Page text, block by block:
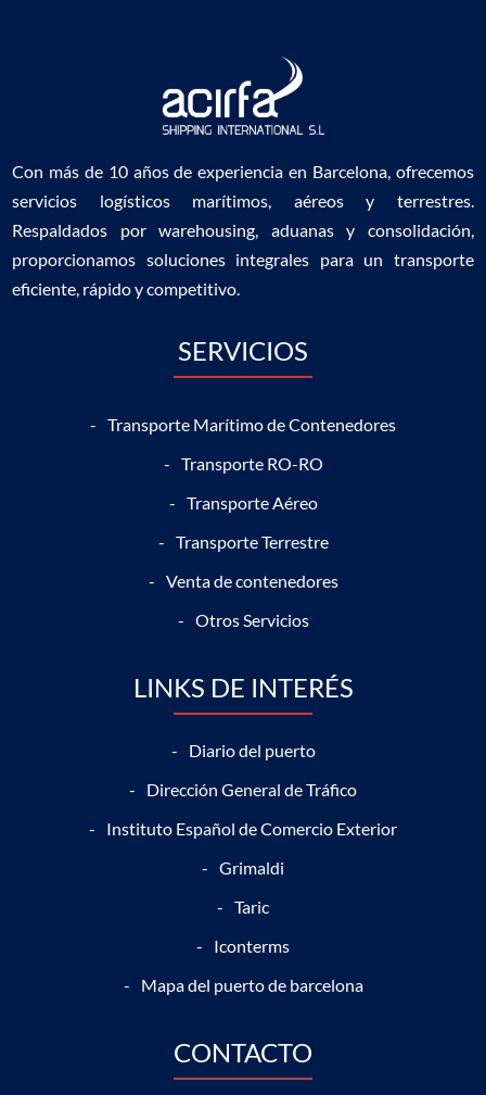
Con más de 10 años de experiencia en Barcelona, ofrecemos
servicios logísticos marítimos, aéreos y terrestres.
Respaldados por warehousing, aduanas y consolidación,
proporcionamos soluciones integrales para un transporte
eficiente, rápido y competitivo.
SERVICIOS
Transporte Marítimo de Contenedores
Transporte RO-RO
Transporte Aéreo
Transporte Terrestre
Venta de contenedores
Otros Servicios
LINKS DE INTERÉS
Diario del puerto
Dirección General de Tráfico
Instituto Español de Comercio Exterior
Grimaldi
Taric
Iconterms
Mapa del puerto de barcelona
CONTACTO